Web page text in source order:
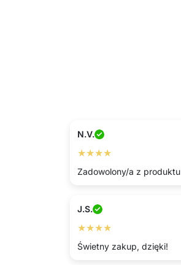
N.V.
★★★★
Zadowolony/a z produktu
J.S.
★★★★
Świetny zakup, dzięki!